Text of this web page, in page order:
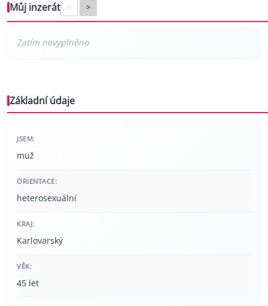
Můj inzerát < >
Základní údaje
JSEM:
muž
ORIENTACE:
heterosexuální
KRAJ:
Karlovarský
VĚK:
45 let